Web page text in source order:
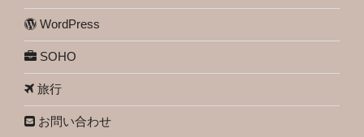
WordPress
SOHO
旅行
お問い合わせ